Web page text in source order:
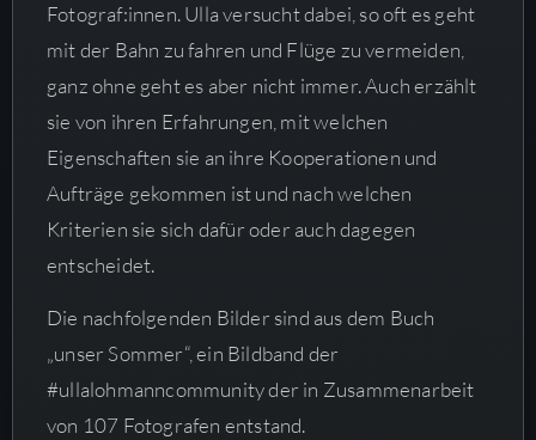
Fotograf:innen. Ulla versucht dabei, so oft es geht
mit der Bahn zu fahren und Flüge zu vermeiden,
ganz ohne geht es aber nicht immer. Auch erzählt
sie von ihren Erfahrungen, mit welchen
Eigenschaften sie an ihre Kooperationen und
Aufträge gekommen ist und nach welchen
Kriterien sie sich dafür oder auch dagegen
entscheidet.
Die nachfolgenden Bilder sind aus dem Buch
„unser Sommer“, ein Bildband der
#ullalohmanncommunity der in Zusammenarbeit
von 107 Fotografen entstand.